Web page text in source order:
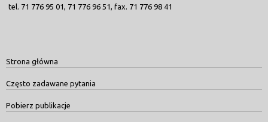
tel. 71 776 95 01, 71 776 96 51, fax. 71 776 98 41
Strona główna
Często zadawane pytania
Pobierz publikacje